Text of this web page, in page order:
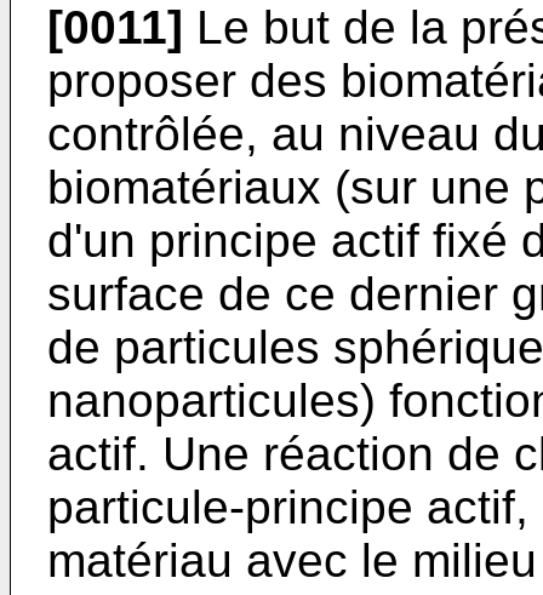
[0011] Le but de la
proposer des
contrôlée, au niveau
biomatériaux (sur une
d'un principe actif fixé
surface de ce dernier
de particules
nanoparticules)
actif. Une réaction de
particule-principe
matériau avec le